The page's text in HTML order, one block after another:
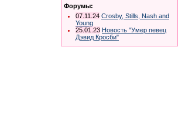
Форумы:
07.11.24 Crosby, Stills, Nash and
Young
25.01.23 Новость "Умер певец
Дэвид Кросби"